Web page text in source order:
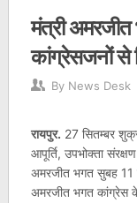
मंत्री
कांग्रेसजनों से
By News Desk
रायपुर. 27 सितम्बर
आपूर्ति, उपभोक्ता
अमरजीत भगत सुबह 11
अमरजीत भगत कांग्रेस के